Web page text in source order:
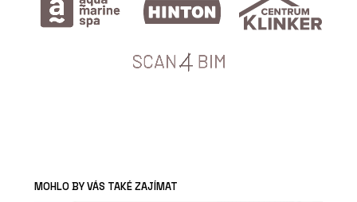
MOHLO BY VÁS TAKÉ ZAJÍMAT